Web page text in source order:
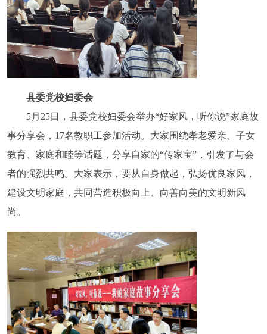
县委党校妇委会
5月25日，县委党校妇委会举办“好家风，听你说”家庭故
事分享会，17名教职工参加活动。大家围绕孝老爱亲、子女
教育、家庭和睦等话题，分享自家的“传家宝”，引发了与会
者的强烈共鸣。大家表示，要从自身做起，弘扬优良家风，
建设文明家庭，共同营造积极向上、向善向美的文明新风
尚。